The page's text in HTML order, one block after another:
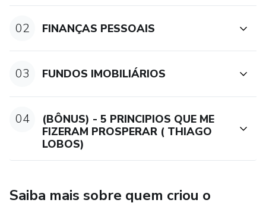
Eu vou pegar na sua mão e te ajudar, DO ZERO!
Este produto não garante a obtenção de resultados.
Qualquer referência ao desempenho de uma estratégia não
02 FINANÇAS PESSOAIS
03 FUNDOS IMOBILIÁRIOS
04
(BÔNUS) - 5 PRINCIPIOS QUE ME
FIZERAM PROSPERAR ( THIAGO
LOBOS)
Saiba mais sobre quem criou o